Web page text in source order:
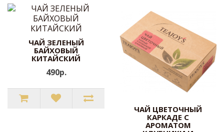
ЧАЙ ЗЕЛЕНЫЙ
БАЙХОВЫЙ
КИТАЙСКИЙ
490р.
ЧАЙ ЦВЕТОЧНЫЙ
КАРКАДЕ С
АРОМАТОМ